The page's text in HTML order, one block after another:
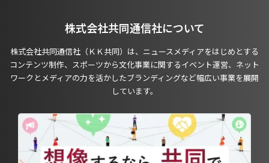
株式会社共同通信社について
株式会社共同通信社（ＫＫ共同）は、ニュースメディアをはじめとする
コンテンツ制作、スポーツから文化事業に関するイベント運営、ネット
ワークとメディアの力を活かしたブランディングなど幅広い事業を展開
しています。